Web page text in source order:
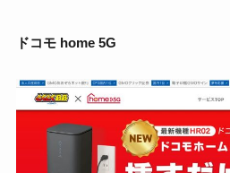
ドコモ home 5G